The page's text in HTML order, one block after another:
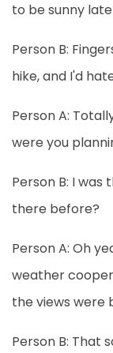
to be sunny
Person B:
hike, and I'd
Person A:
were you
Person B: I was
there before?
Person A: Oh
weather
the views were
Person B: That